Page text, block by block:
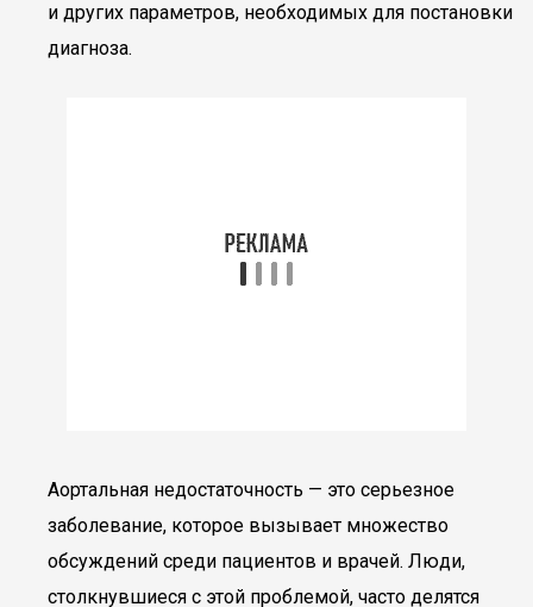
и других параметров, необходимых для постановки
диагноза.
Аортальная недостаточность — это серьезное
заболевание, которое вызывает множество
обсуждений среди пациентов и врачей. Люди,
столкнувшиеся с этой проблемой, часто делятся